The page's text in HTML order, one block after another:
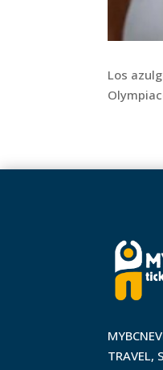
Los
TRAVEL,